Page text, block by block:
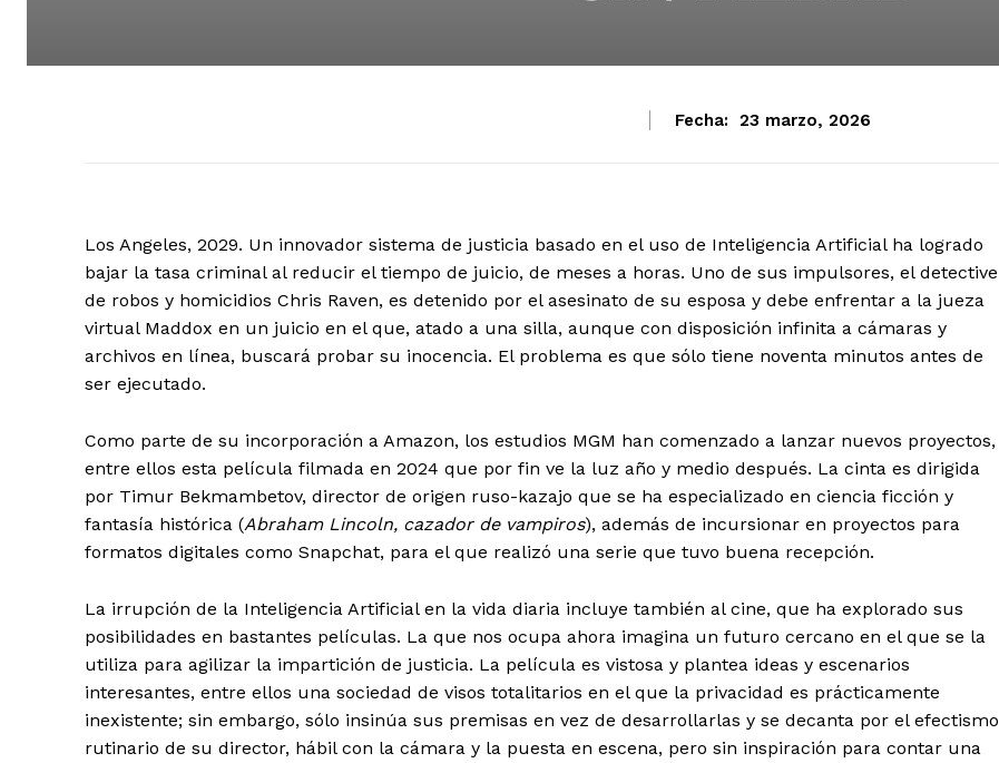
Fecha: 23 marzo, 2026
Los Angeles, 2029. Un innovador sistema de justicia basado en el uso de Inteligencia Artificial ha logrado
bajar la tasa criminal al reducir el tiempo de juicio, de meses a horas. Uno de sus impulsores, el detective
de robos y homicidios Chris Raven, es detenido por el asesinato de su esposa y debe enfrentar a la jueza
virtual Maddox en un juicio en el que, atado a una silla, aunque con disposición infinita a cámaras y
archivos en línea, buscará probar su inocencia. El problema es que sólo tiene noventa minutos antes de
ser ejecutado.
Como parte de su incorporación a Amazon, los estudios MGM han comenzado a lanzar nuevos proyectos,
entre ellos esta película filmada en 2024 que por fin ve la luz año y medio después. La cinta es dirigida
por Timur Bekmambetov, director de origen ruso-kazajo que se ha especializado en ciencia ficción y
fantasía histórica (Abraham Lincoln, cazador de vampiros), además de incursionar en proyectos para
formatos digitales como Snapchat, para el que realizó una serie que tuvo buena recepción.
La irrupción de la Inteligencia Artificial en la vida diaria incluye también al cine, que ha explorado sus
posibilidades en bastantes películas. La que nos ocupa ahora imagina un futuro cercano en el que se la
utiliza para agilizar la impartición de justicia. La película es vistosa y plantea ideas y escenarios
interesantes, entre ellos una sociedad de visos totalitarios en el que la privacidad es prácticamente
inexistente; sin embargo, sólo insinúa sus premisas en vez de desarrollarlas y se decanta por el efectismo
rutinario de su director, hábil con la cámara y la puesta en escena, pero sin inspiración para contar una